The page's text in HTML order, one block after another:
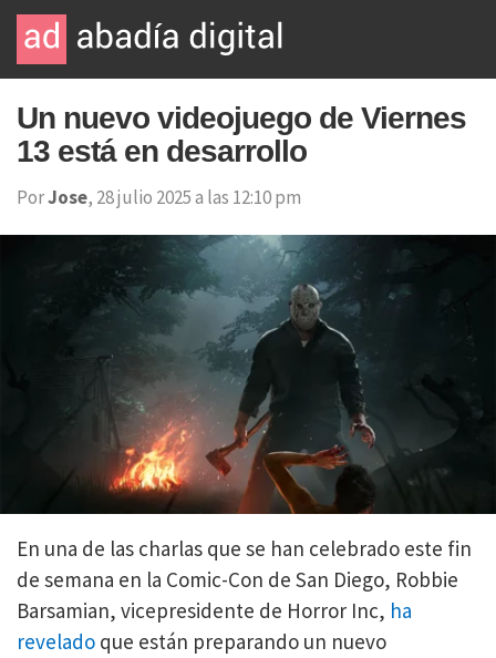
Un nuevo videojuego de Viernes
13 está en desarrollo
PorJose, 28 julio 2025 a las 12:10 pm
En una de las charlas que se han celebrado este fin
de semana en la Comic-Con de San Diego, Robbie
Barsamian, vicepresidente de Horror Inc, ha
revelado que están preparando un nuevo